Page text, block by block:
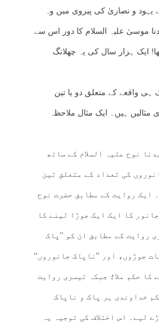
یہود و نصاریٰ کی پیروی میں وہ
موسیٰ علیہ السلام کا دور اس سے
ایک ہزار سال کی یہ چھلانگ
واقعے کے متعلق دو یا تین
ہیں۔ ایک مثال ملاحظہ
نوح علیہ السلام کے ساتھ
کی تعداد کے متعلق تین
ایک روایت کے مطابق حضرت نوح
جانور کا ایک ایک جوڑا لینے کا
روایت کے مطابق ان کو ’’پاک
جوڑوں، اور ’’ناپاک جانوروں‘‘
کا حکم ملا؛ جبکہ تیسری روایت
خداوندی ہر پاک و ناپاک
لیے۔ اس اختلاف کی توجیہ یہ